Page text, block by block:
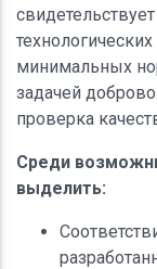
минимальных
задачей
проверка
Среди
выделить: